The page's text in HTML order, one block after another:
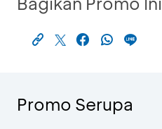
Promo Serupa